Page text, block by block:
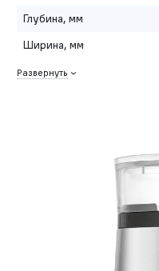
Глубина, мм
Ширина, мм
Развернуть